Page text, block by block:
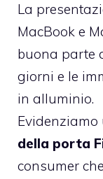
La
MacBook e
buona parte
giorni e le
in alluminio.
della porta
consumer